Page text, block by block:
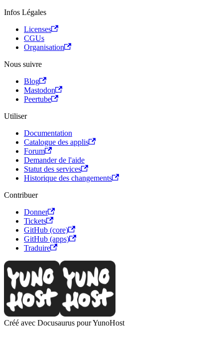
Infos Légales
Licenses
CGUs
Organisation
Nous suivre
Blog
Mastodon
Peertube
Utiliser
Documentation
Catalogue des applis
Forum
Demander de l'aide
Statut des services
Historique des changements
Contribuer
Donner
Tickets
GitHub (core)
GitHub (apps)
Traduire
Créé avec Docusaurus pour YunoHost